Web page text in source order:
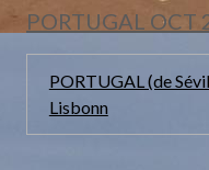
PORTUGAL OCT
PORTUGAL (de
Lisbonn